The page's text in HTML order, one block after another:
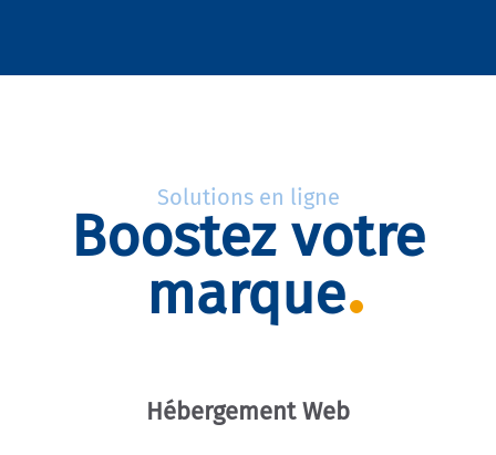
Solutions en ligne
Boostez votre
marque
Hébergement Web